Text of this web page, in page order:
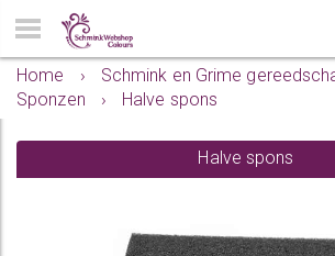
Home
› Schmink en Grime
Sponzen
› Halve spons
Halve spons